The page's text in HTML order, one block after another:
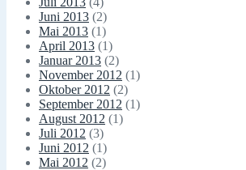
Juni 2013 (2)
Mai 2013 (1)
April 2013 (1)
Januar 2013 (2)
November 2012 (1)
Oktober 2012 (2)
September 2012 (1)
August 2012 (1)
Juli 2012 (3)
Juni 2012 (1)
Mai 2012 (2)